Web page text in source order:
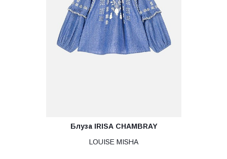
Блуза IRISA CHAMBRAY
LOUISE MISHA